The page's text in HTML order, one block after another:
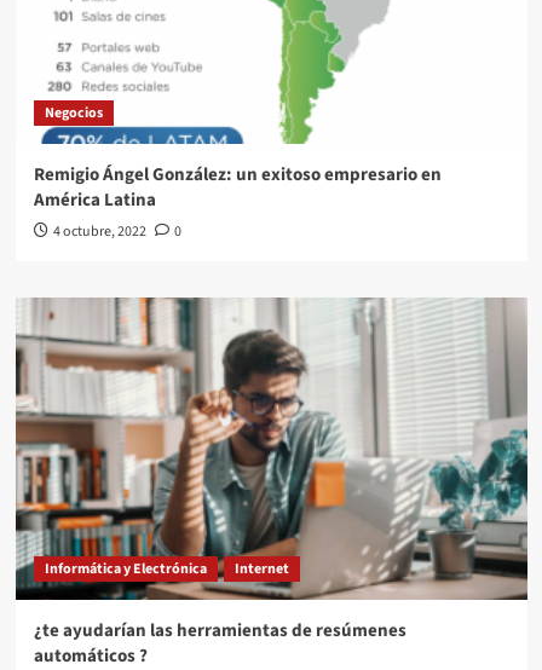
Negocios
Remigio Ángel González: un exitoso empresario en
América Latina
4 octubre, 2022 0
Informática y Electrónica Internet
¿te ayudarían las herramientas de resúmenes
automáticos ?